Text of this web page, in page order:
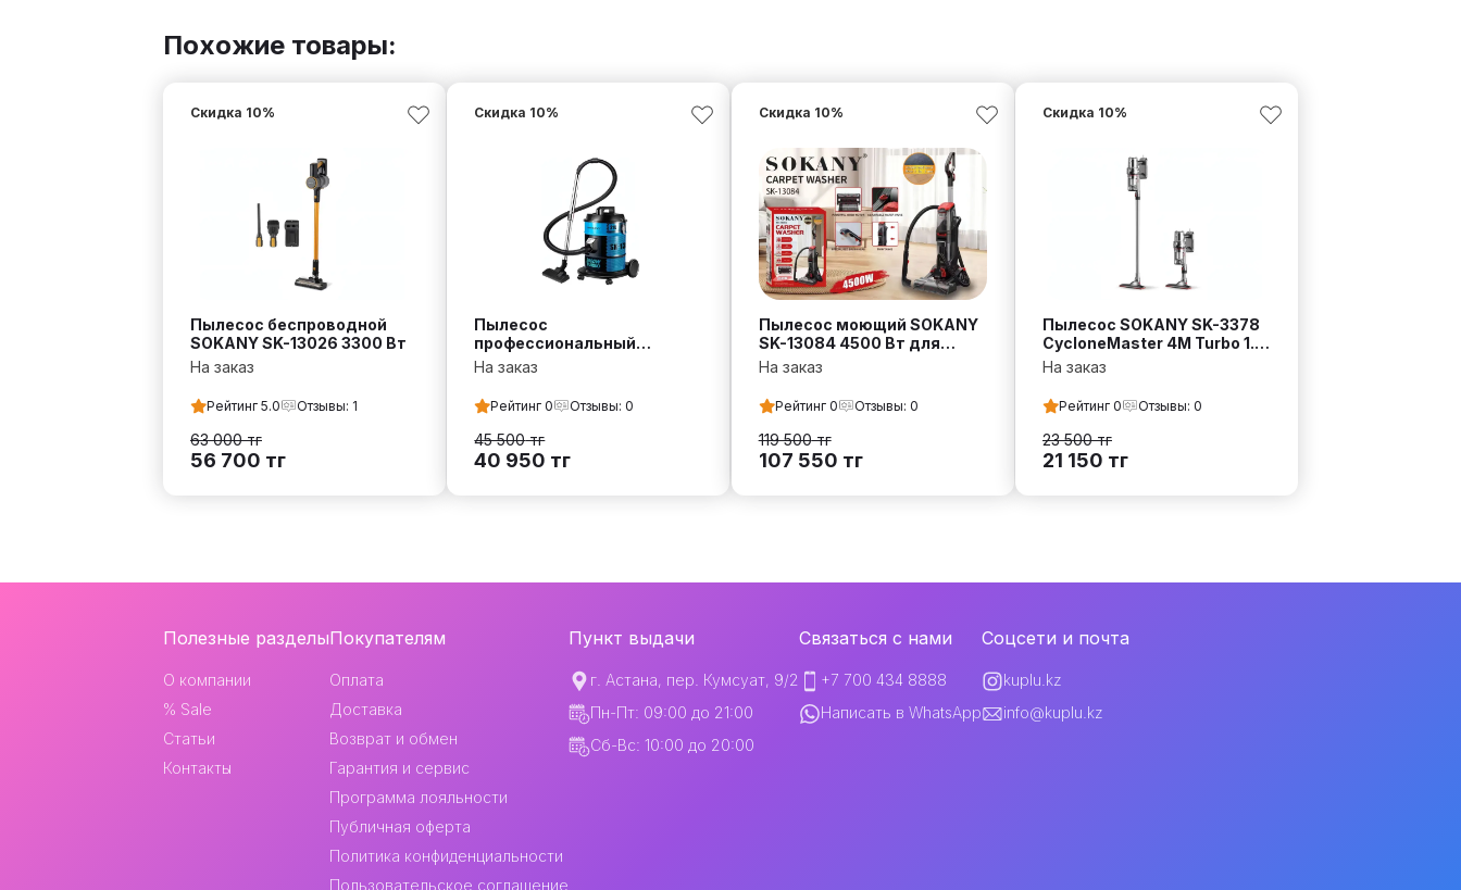
Похожие товары:
Пылесос беспроводной
SOKANY SK-13026 3300 Вт
Скидка 10%
На заказ
Рейтинг 5.0 Отзывы: 1
63 000тг
56 700 тг
Пылесос
профессиональный
SOKANY SK-13021 3800 Вт с
Скидка 10%
На заказ
Рейтинг0 Отзывы:0
45 500тг
40 950 тг
Пылесос моющий SOKANY
SK-13084 4500 Вт для
ковров и напольных
Скидка 10%
На заказ
Рейтинг 0 Отзывы: 0
119 500тг
107 550 тг
Пылесос SOKANY SK-3378
CycloneMaster 4M Turbo 1.2
л
Скидка 10%
На заказ
Рейтинг 0 Отзывы: 0
23 500тг
21 150 тг
Навигация
контакты
Полезные разделы
О компании
% Sale
Статьи
Контакты
Покупателям
Оплата
Доставка
Возврат и обмен
Гарантия и сервис
Программа лояльности
Публичная оферта
Политика конфиденциальности
Пользовательское соглашение
Пункт выдачи
г. Астана, пер. Кумсуат, 9/2
Пн-Пт: 09:00 до 21:00
Сб-Вс: 10:00 до 20:00
Связаться с нами
+7 700 434 8888
Написать в WhatsApp
Соцсети и почта
kuplu.kz
info@kuplu.kz